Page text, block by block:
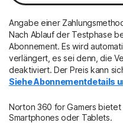
Angabe einer
Nach Ablauf der Testphase
Abonnement. Es wird
verlängert, es sei denn, die
deaktiviert. Der Preis kann
Siehe Abonnementdetails
Norton 360 for Gamers bietet
Smartphones oder Tablets.